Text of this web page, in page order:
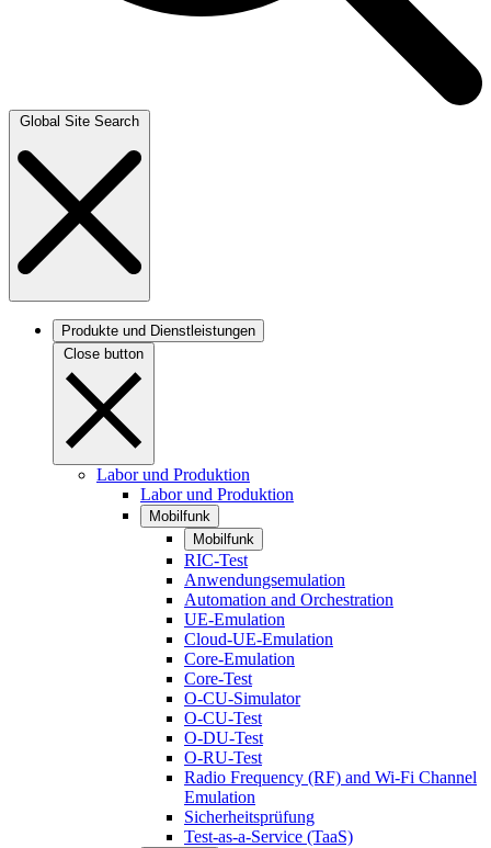
Global Site Search
Produkte und Dienstleistungen
Close button
Labor und Produktion
Labor und Produktion
Mobilfunk
Mobilfunk
RIC-Test
Anwendungsemulation
Automation and Orchestration
UE-Emulation
Cloud-UE-Emulation
Core-Emulation
Core-Test
O-CU-Simulator
O-CU-Test
O-DU-Test
O-RU-Test
Radio Frequency (RF) and Wi-Fi Channel
Emulation
Sicherheitsprüfung
Test-as-a-Service (TaaS)